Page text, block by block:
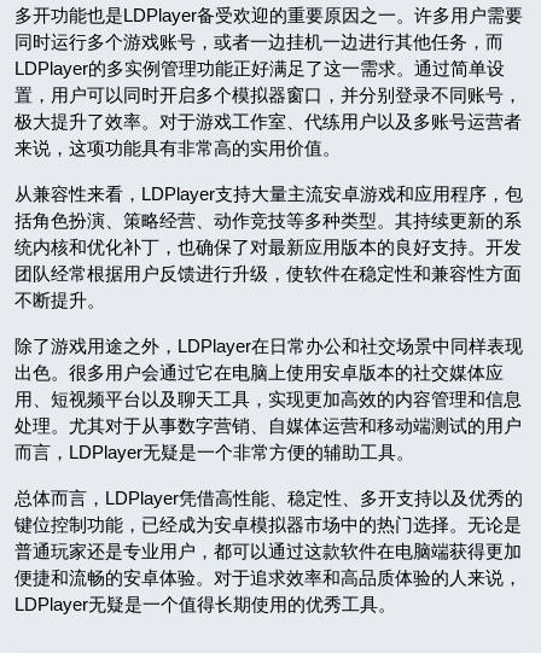
多开功能也是LDPlayer备受欢迎的重要原因之一。许多用户需要
同时运行多个游戏账号，或者一边挂机一边进行其他任务，而
LDPlayer的多实例管理功能正好满足了这一需求。通过简单设
置，用户可以同时开启多个模拟器窗口，并分别登录不同账号，
极大提升了效率。对于游戏工作室、代练用户以及多账号运营者
来说，这项功能具有非常高的实用价值。
从兼容性来看，LDPlayer支持大量主流安卓游戏和应用程序，包
括角色扮演、策略经营、动作竞技等多种类型。其持续更新的系
统内核和优化补丁，也确保了对最新应用版本的良好支持。开发
团队经常根据用户反馈进行升级，使软件在稳定性和兼容性方面
不断提升。
除了游戏用途之外，LDPlayer在日常办公和社交场景中同样表现
出色。很多用户会通过它在电脑上使用安卓版本的社交媒体应
用、短视频平台以及聊天工具，实现更加高效的内容管理和信息
处理。尤其对于从事数字营销、自媒体运营和移动端测试的用户
而言，LDPlayer无疑是一个非常方便的辅助工具。
总体而言，LDPlayer凭借高性能、稳定性、多开支持以及优秀的
键位控制功能，已经成为安卓模拟器市场中的热门选择。无论是
普通玩家还是专业用户，都可以通过这款软件在电脑端获得更加
便捷和流畅的安卓体验。对于追求效率和高品质体验的人来说，
LDPlayer无疑是一个值得长期使用的优秀工具。